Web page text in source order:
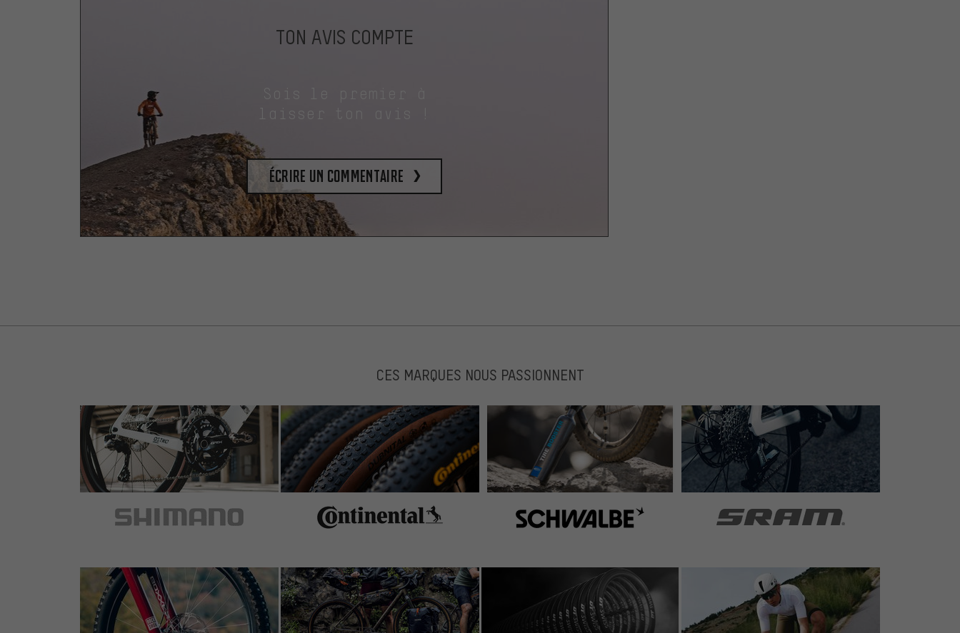
TON AVIS COMPTE
laisser ton avis !
Écrire un commentaire
CES MARQUES NOUS PASSIONNENT